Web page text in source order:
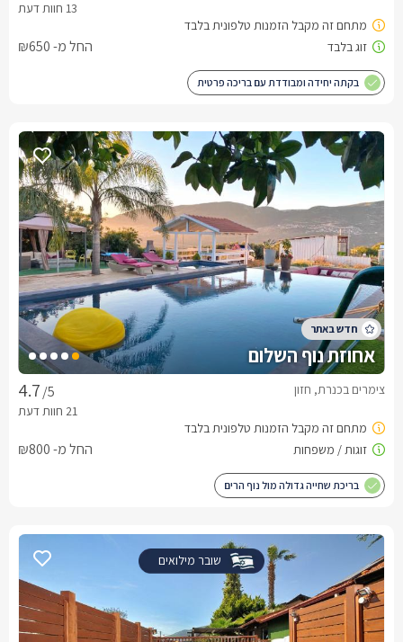
החל מ- ₪650
בקתה יחידה ומבודדת עם בריכה פרטית
אחוזת נוף השלום
/5 צימרים בכנרת, חזון
החל מ- ₪800
בריכת שחייה גדולה מול נוף הרים
שובר מילואים